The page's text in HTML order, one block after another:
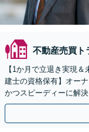
不動産売買ト
【1か月で立退き実現
建士の資格保有】オー
かつスピーディーに解
す。